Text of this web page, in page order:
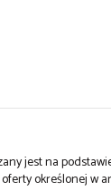
jest na
określonej w